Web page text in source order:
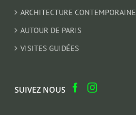
ARCHITECTURE CONTEMPORAINE
AUTOUR DE PARIS
VISITES GUIDÉES
SUIVEZ NOUS